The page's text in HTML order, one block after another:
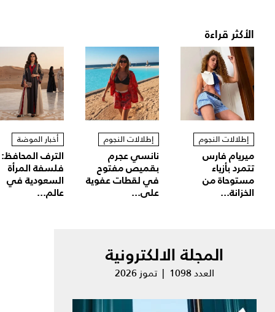
الأكثر قراءة
إطلالات النجوم
ميريام فارس
تتمرد بأزياء
مستوحاة من
الخزانة...
إطلالات النجوم
نانسي عجرم
بقميص مفتوح
في لقطات عفوية
على...
أخبار الموضة
الترف المحافظ:
فلسفة المرأة
السعودية في
عالم...
المجلة الالكترونية
العدد 1098 | تموز 2026